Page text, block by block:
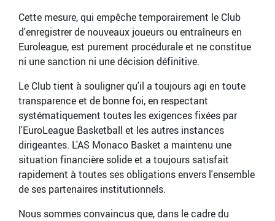
Cette mesure, qui empêche temporairement le Club
d'enregistrer de nouveaux joueurs ou entraîneurs en
Euroleague, est purement procédurale et ne constitue
ni une sanction ni une décision définitive.
Le Club tient à souligner qu'il a toujours agi en toute
transparence et de bonne foi, en respectant
systématiquement toutes les exigences fixées par
l'EuroLeague Basketball et les autres instances
dirigeantes. L'AS Monaco Basket a maintenu une
situation financière solide et a toujours satisfait
rapidement à toutes ses obligations envers l'ensemble
de ses partenaires institutionnels.
Nous sommes convaincus que, dans le cadre du